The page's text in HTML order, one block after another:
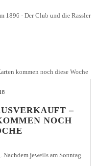
–
NOCH
Nachdem jeweils am Sonntag